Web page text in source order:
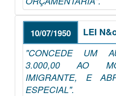
10/07/1950 LEI
"CONCEDE UM
3.000,00 AO
IMIGRANTE, E
ESPECIAL".